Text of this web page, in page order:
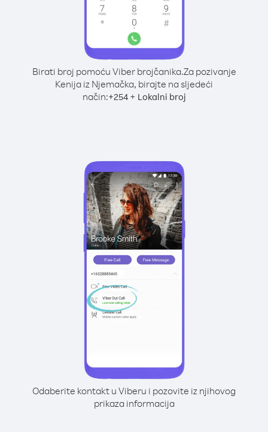
Birati broj pomoću Viber brojčanika.Za pozivanje
Kenija iz Njemačka, birajte na sljedeći
način:+254+ Lokalni broj
Odaberite kontakt u Viberu i pozovite iz njihovog
prikaza informacija